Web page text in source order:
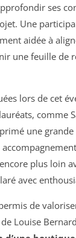
ses
Une
aidée à
une feuille de
lors de cet
comme
une grande
plus loin
avec
de
Louise